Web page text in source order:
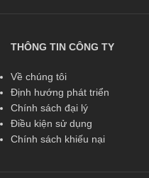
THÔNG TIN CÔNG TY
Về chúng tôi
Định hướng phát triển
Chính sách đại lý
Điều kiện sử dụng
Chính sách khiếu nại